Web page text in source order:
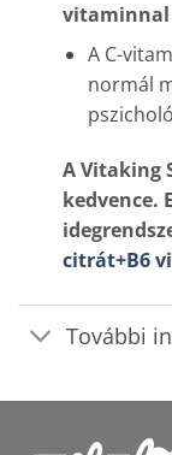
vitaminnal
A C-
normál
A Vitaking
kedvence.
citrát+B6
További